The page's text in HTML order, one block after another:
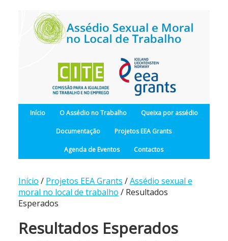
Início O Assédio no Trabalho Queixa por assédio
Documentação Projetos EEA Grants
Agenda de Eventos Contactos
Início / Projetos EEA Grants /Assédio sexual e
moral no local de trabalho / Resultados
Esperados
Resultados Esperados